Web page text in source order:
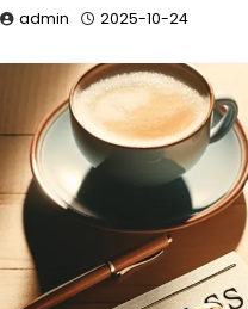
admin 2025-10-24